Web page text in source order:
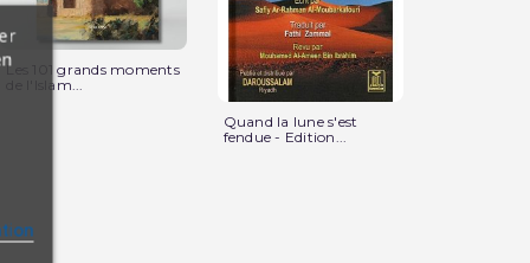
Les 101 grands moments
de l'Islam...
Quand la lune s'est
fendue - Edition...